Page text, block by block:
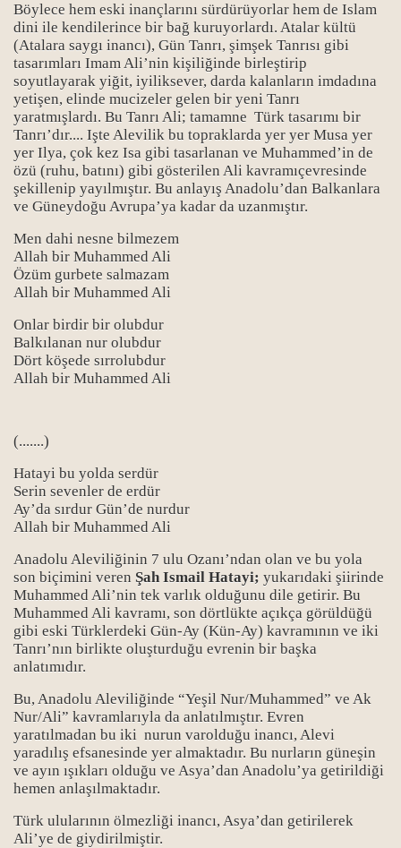
Böylece hem eski inançlarını sürdürüyorlar hem de Islam
dini ile kendilerince bir bağ kuruyorlardı. Atalar kültü
(Atalara saygı inancı), Gün Tanrı, şimşek Tanrısı gibi
tasarımları Imam Ali’nin kişiliğinde birleştirip
soyutlayarak yiğit, iyiliksever, darda kalanların imdadına
yetişen, elinde mucizeler gelen bir yeni Tanrı
yaratmışlardı. Bu Tanrı Ali; tamamne Türk tasarımı bir
Tanrı’dır.... Işte Alevilik bu topraklarda yer yer Musa yer
yer Ilya, çok kez Isa gibi tasarlanan ve Muhammed’in de
özü (ruhu, batını) gibi gösterilen Ali kavramıçevresinde
şekillenip yayılmıştır. Bu anlayış Anadolu’dan Balkanlara
ve Güneydoğu Avrupa’ya kadar da uzanmıştır.
Men dahi nesne bilmezem
Allah bir Muhammed Ali
Özüm gurbete salmazam
Allah bir Muhammed Ali
Onlar birdir bir olubdur
Balkılanan nur olubdur
Dört köşede sırrolubdur
Allah bir Muhammed Ali
(.......)
Hatayi bu yolda serdür
Serin sevenler de erdür
Ay’da sırdur Gün’de nurdur
Allah bir Muhammed Ali
Anadolu Aleviliğinin 7 ulu Ozanı’ndan olan ve bu yola
son biçimini veren Şah Ismail Hatayi; yukarıdaki şiirinde
Muhammed Ali’nin tek varlık olduğunu dile getirir. Bu
Muhammed Ali kavramı, son dörtlükte açıkça görüldüğü
gibi eski Türklerdeki Gün-Ay (Kün-Ay) kavramının ve iki
Tanrı’nın birlikte oluşturduğu evrenin bir başka
anlatımıdır.
Bu, Anadolu Aleviliğinde “Yeşil Nur/Muhammed” ve Ak
Nur/Ali” kavramlarıyla da anlatılmıştır. Evren
yaratılmadan bu iki nurun varolduğu inancı, Alevi
yaradılış efsanesinde yer almaktadır. Bu nurların güneşin
ve ayın ışıkları olduğu ve Asya’dan Anadolu’ya getirildiği
hemen anlaşılmaktadır.
Türk ulularının ölmezliği inancı, Asya’dan getirilerek
Ali’ye de giydirilmiştir.